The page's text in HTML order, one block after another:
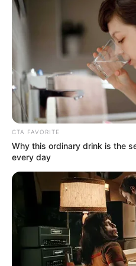
que actualmente no cuenten
participar cualquier
presentarse con la hoja de
Vacantes
Dentro de las ofertas
Líder de producción en
Domiciliario.
Director Comercial.
Operario de Seguridad.
Coordinador de
Auxiliar CRM.
Administrador de punto
Auxiliar de piso.
Gerente comercial de
Impulsador de marca.
Coordinador de
CTA FAVORITE
Why this ordinary drink is the
every day